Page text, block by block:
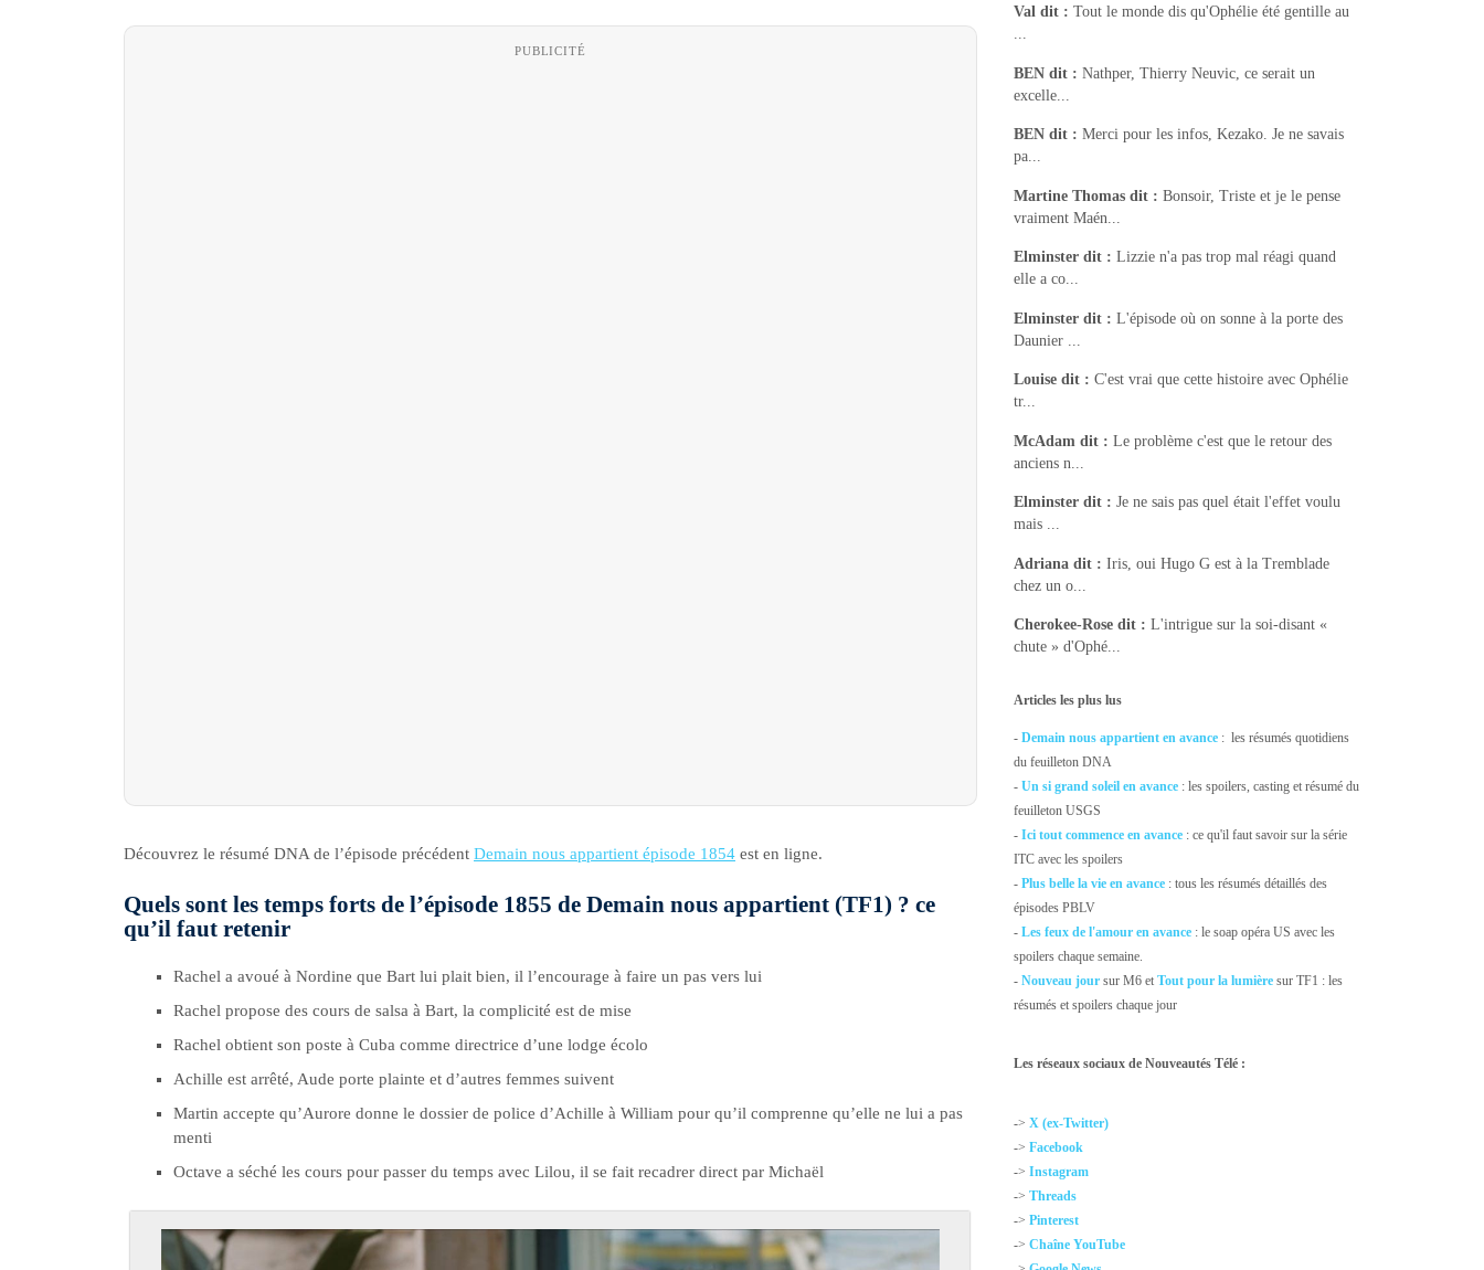
PUBLICITÉ
Découvrez le résumé DNA de l’épisode précédent Demain nous appartient épisode 1854 est en ligne.
Quels sont les temps forts de l’épisode 1855 de Demain nous appartient (TF1) ? ce
qu’il faut retenir
Rachel a avoué à Nordine que Bart lui plait bien, il l’encourage à faire un pas vers lui
Rachel propose des cours de salsa à Bart, la complicité est de mise
Rachel obtient son poste à Cuba comme directrice d’une lodge écolo
Achille est arrêté, Aude porte plainte et d’autres femmes suivent
Martin accepte qu’Aurore donne le dossier de police d’Achille à William pour qu’il comprenne qu’elle ne lui a pas
menti
Octave a séché les cours pour passer du temps avec Lilou, il se fait recadrer direct par Michaël
Val dit : Tout le monde dis qu'Ophélie été gentille au
...
BEN dit : Nathper, Thierry Neuvic, ce serait un
excelle...
BEN dit : Merci pour les infos, Kezako. Je ne savais
pa...
Martine Thomas dit : Bonsoir, Triste et je le pense
vraiment Maén...
Elminster dit : Lizzie n'a pas trop mal réagi quand
elle a co...
Elminster dit : L'épisode où on sonne à la porte des
Daunier ...
Louise dit : C'est vrai que cette histoire avec Ophélie
tr...
McAdam dit : Le problème c'est que le retour des
anciens n...
Elminster dit : Je ne sais pas quel était l'effet voulu
mais ...
Adriana dit : Iris, oui Hugo G est à la Tremblade
chez un o...
Cherokee-Rose dit : L'intrigue sur la soi-disant «
chute » d'Ophé...
Articles les plus lus
-Demain nous appartient en avance : les résumés quotidiens
du feuilleton DNA
-Un si grand soleil en avance : les spoilers, casting et résumé du
feuilleton USGS
-Ici tout commence en avance : ce qu'il faut savoir sur la série
ITC avec les spoilers
- Plus belle la vie en avance : tous les résumés détaillés des
épisodes PBLV
-Les feux de l'amour en avance : le soap opéra US avec les
spoilers chaque semaine.
-Nouveau jour sur M6 etTout pour la lumière sur TF1 : les
résumés et spoilers chaque jour
Les réseaux sociaux de Nouveautés Télé :
->X (ex-Twitter)
->Facebook
->Instagram
->Threads
->Pinterest
->Chaîne YouTube